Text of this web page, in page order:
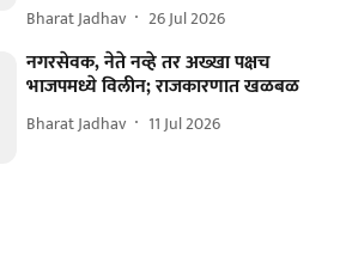
Bharat Jadhav 26 Jul 2026
नगरसेवक, नेते नव्हे तर अख्खा पक्षच
भाजपमध्ये विलीन; राजकारणात खळबळ
Bharat Jadhav 11 Jul 2026